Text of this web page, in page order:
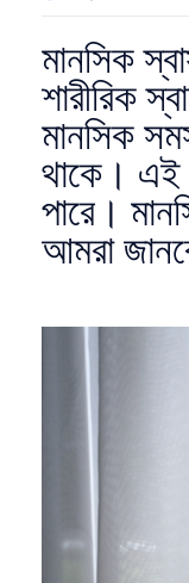
মানসিক
শারীরিক
মানসিক
থাকে। এই
পারে।
আমরা